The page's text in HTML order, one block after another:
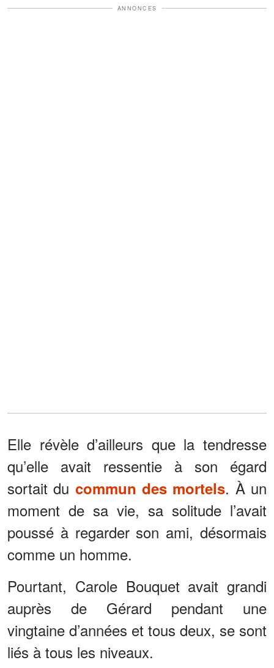
ANNONCES
Elle révèle d’ailleurs que la tendresse
qu’elle avait ressentie à son égard
sortait du commun des mortels. À un
moment de sa vie, sa solitude l’avait
poussé à regarder son ami, désormais
comme un homme.
Pourtant, Carole Bouquet avait grandi
auprès de Gérard pendant une
vingtaine d’années et tous deux, se sont
liés à tous les niveaux.